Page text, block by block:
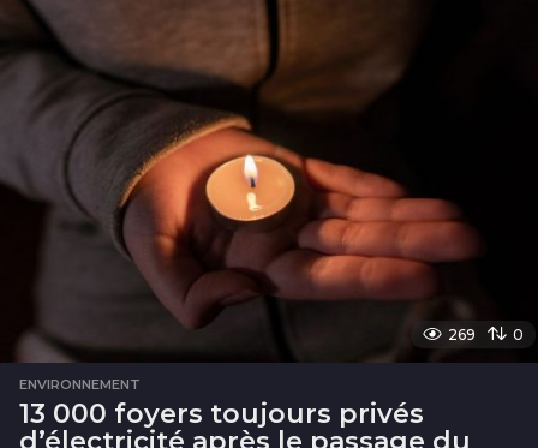
269 0
ENVIRONNEMENT
13 000 foyers toujours privés
d’électricité après le passage du